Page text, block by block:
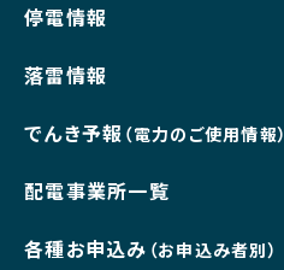
停電情報
落雷情報
でんき予報 （電力のご使用情報）
配電事業所一覧
各種お申込み （お申込み者別）